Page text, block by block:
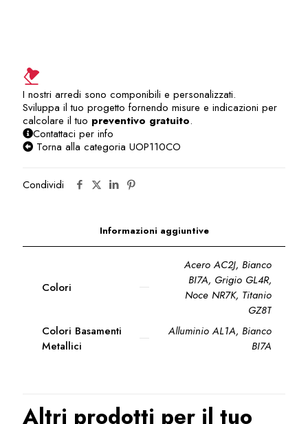
I nostri arredi sono componibili e personalizzati.
Sviluppa il tuo progetto fornendo misure e indicazioni per
calcolare il tuo preventivo gratuito.
Contattaci per info
Torna alla categoria UOP110CO
Condividi
Informazioni aggiuntive
Colori
Acero AC2J, Bianco
BI7A, Grigio GL4R,
Noce NR7K, Titanio
GZ8T
Colori Basamenti
Metallici
Alluminio AL1A, Bianco
BI7A
Altri prodotti per il tuo